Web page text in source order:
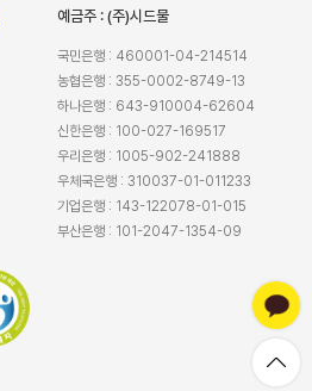
예금주 : (주)시드물
국민은행 : 460001-04-214514
농협은행 : 355-0002-8749-13
하나은행 : 643-910004-62604
신한은행 : 100-027-169517
우리은행 : 1005-902-241888
우체국은행 : 310037-01-011233
기업은행 : 143-122078-01-015
부산은행 : 101-2047-1354-09